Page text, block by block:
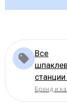
Все
Бренд и